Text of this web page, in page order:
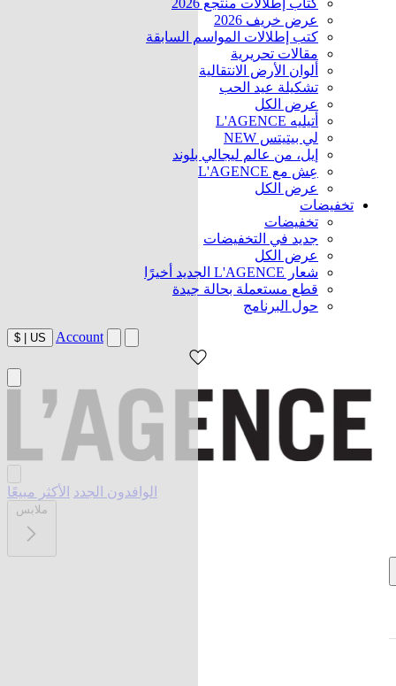
كتاب إطلالات منتجع 2026
عرض خريف 2026
كتب إطلالات المواسم السابقة
مقالات تحريرية
ألوان الأرض الانتقالية
تشكيلة عيد الحب
عرض الكل
أتيليه L'AGENCE
لي بيتيتس NEW
إيل، من عالم ليجالي بلوند
عِش مع L'AGENCE
عرض الكل
تخفيضات
تخفيضات
جديد في التخفيضات
عرض الكل
شعار L'AGENCE الجديد أخيرًا
قطع مستعملة بحالة جيدة
حول البرنامج
US
$ Account
الوافدون الجدد الأكثر مبيعًا
ملابس